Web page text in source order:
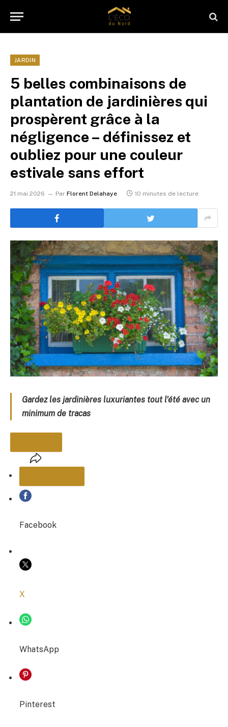
JARDIN
5 belles combinaisons de
plantation de jardinières qui
prospèrent grâce à la
négligence – définissez et
oubliez pour une couleur
estivale sans effort
21 mai 2026 Par Florent Delahaye 10 minutes de lecture
Gardez les jardinières luxuriantes tout l’été avec un
minimum de tracas
PARTAGER
COPIER LE LIEN
Facebook
X
WhatsApp
Pinterest